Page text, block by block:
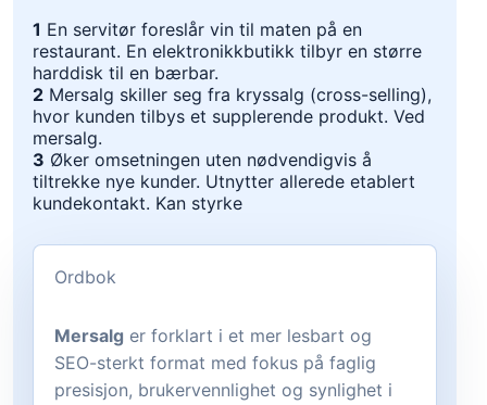
1 En servitør foreslår vin til maten på en
restaurant. En elektronikkbutikk tilbyr en større
harddisk til en bærbar.
2 Mersalg skiller seg fra kryssalg (cross-selling),
hvor kunden tilbys et supplerende produkt. Ved
mersalg.
3 Øker omsetningen uten nødvendigvis å
tiltrekke nye kunder. Utnytter allerede etablert
kundekontakt. Kan styrke
Ordbok
Mersalg er forklart i et mer lesbart og
SEO-sterkt format med fokus på faglig
presisjon, brukervennlighet og synlighet i